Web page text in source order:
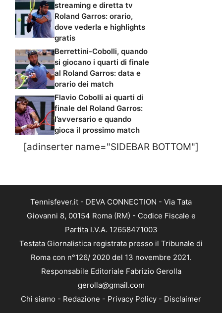
streaming e diretta tv
Roland Garros: orario,
dove vederla e highlights
gratis
Berrettini-Cobolli, quando
si giocano i quarti di finale
al Roland Garros: data e
orario dei match
Flavio Cobolli ai quarti di
finale del Roland Garros:
l’avversario e quando
gioca il prossimo match
[adinserter name="SIDEBAR BOTTOM"]
Tennisfever.it - DEVA CONNECTION - Via Tata
Giovanni 8, 00154 Roma (RM) - Codice Fiscale e
Partita I.V.A. 12658471003
Testata Giornalistica registrata presso il Tribunale di
Roma con n°126/ 2020 del 13 novembre 2021.
Responsabile Editoriale Fabrizio Gerolla
gerolla@gmail.com
Chi siamo - Redazione - Privacy Policy - Disclaimer